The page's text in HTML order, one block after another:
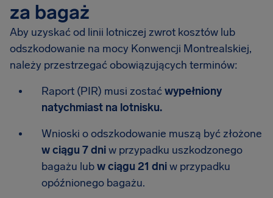
za bagaż
Aby uzyskać od linii lotniczej zwrot kosztów lub
odszkodowanie na mocy Konwencji Montrealskiej,
należy przestrzegać obowiązujących terminów:
Raport (PIR) musi zostaćwypełniony
natychmiast na lotnisku.
Wnioski o odszkodowanie muszą być złożone
w ciągu 7 dniw przypadku uszkodzonego
bagażu lubw ciągu 21 dniw przypadku
opóźnionego bagażu.